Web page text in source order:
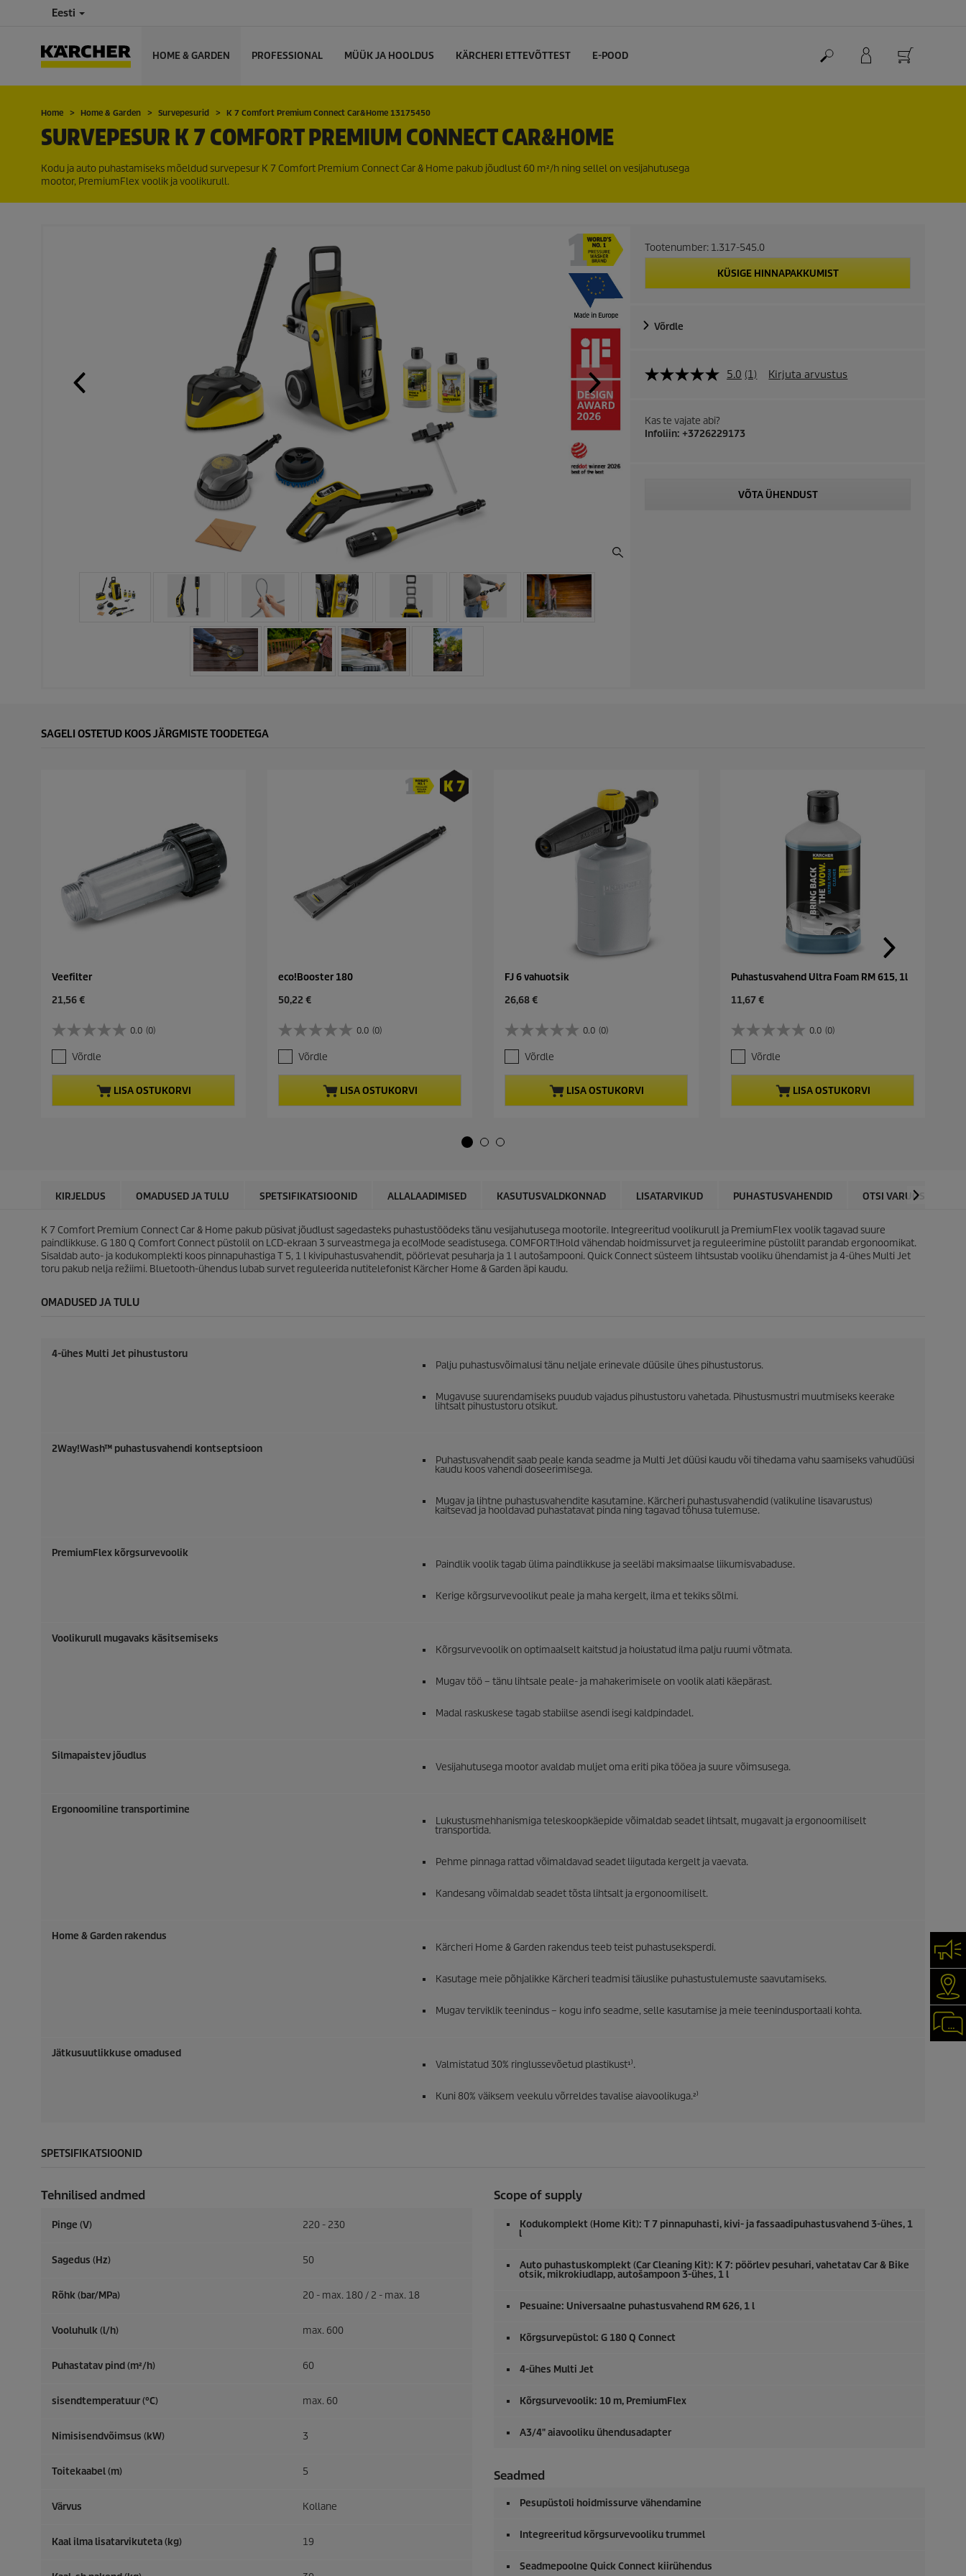
Eesti
HOME & GARDEN PROFESSIONAL MÜÜK JA HOOLDUS KÄRCHERI ETTEVÕTTEST E-POOD
Home Home & Garden Survepesurid K 7 Comfort Premium Connect Car&Home 13175450
SURVEPESUR K 7 COMFORT PREMIUM CONNECT CAR&HOME
Kodu ja auto puhastamiseks mõeldud survepesur K 7 Comfort Premium Connect Car & Home pakub jõudlust 60 m²/h ning sellel on vesijahutusega
mootor, PremiumFlex voolik ja voolikurull.
Tootenumber: 1.317-545.0
KÜSIGE HINNAPAKKUMIST
Võrdle
5.0 (1) Kirjuta arvustus
Kas te vajate abi?
Infoliin: +3726229173
VÕTA ÜHENDUST
SAGELI OSTETUD KOOS JÄRGMISTE TOODETEGA
Veefilter
C
r
e
n
t
r
e
21,56 €
0.0 (0)
0
.
0
/
Võrdle
LISA OSTUKORVI
eco!Booster 180
C
r
e
n
t
r
r
e
50,22 €
0.0 (0)
0
.
0
/
Võrdle
LISA OSTUKORVI
FJ 6 vahuotsik
C
r
e
n
t
r
u
r
e
26,68 €
0.0 (0)
0
.
0
/
Võrdle
LISA OSTUKORVI
Puhastusvahend Ultra Foam RM 615, 1l
C
r
e
n
t
r
e
11,67 €
0.0 (0)
0
.
0
/
Võrdle
LISA OSTUKORVI
KIRJELDUS OMADUSED JA TULU SPETSIFIKATSIOONID ALLALAADIMISED KASUTUSVALDKONNAD LISATARVIKUD PUHASTUSVAHENDID OTSI VARUOSI
K 7 Comfort Premium Connect Car & Home pakub püsivat jõudlust sagedasteks puhastustöödeks tänu vesijahutusega mootorile. Integreeritud voolikurull ja PremiumFlex voolik tagavad suure
paindlikkuse. G 180 Q Comfort Connect püstolil on LCD-ekraan 3 surveastmega ja eco!Mode seadistusega. COMFORT!Hold vähendab hoidmissurvet ja reguleerimine püstolilt parandab ergonoomikat.
Sisaldab auto- ja kodukomplekti koos pinnapuhastiga T 5, 1 l kivipuhastusvahendit, pöörlevat pesuharja ja 1 l autošampooni. Quick Connect süsteem lihtsustab vooliku ühendamist ja 4-ühes Multi Jet
toru pakub nelja režiimi. Bluetooth-ühendus lubab survet reguleerida nutitelefonist Kärcher Home & Garden äpi kaudu.
OMADUSED JA TULU
4-ühes Multi Jet pihustustoru
Palju puhastusvõimalusi tänu neljale erinevale düüsile ühes pihustustorus.
Mugavuse suurendamiseks puudub vajadus pihustustoru vahetada. Pihustusmustri muutmiseks keerake
lihtsalt pihustustoru otsikut.
2Way!Wash™ puhastusvahendi kontseptsioon
Puhastusvahendit saab peale kanda seadme ja Multi Jet düüsi kaudu või tihedama vahu saamiseks vahudüüsi
kaudu koos vahendi doseerimisega.
Mugav ja lihtne puhastusvahendite kasutamine. Kärcheri puhastusvahendid (valikuline lisavarustus)
kaitsevad ja hooldavad puhastatavat pinda ning tagavad tõhusa tulemuse.
PremiumFlex kõrgsurvevoolik
Paindlik voolik tagab ülima paindlikkuse ja seeläbi maksimaalse liikumisvabaduse.
Kerige kõrgsurvevoolikut peale ja maha kergelt, ilma et tekiks sõlmi.
Voolikurull mugavaks käsitsemiseks
Kõrgsurvevoolik on optimaalselt kaitstud ja hoiustatud ilma palju ruumi võtmata.
Mugav töö – tänu lihtsale peale- ja mahakerimisele on voolik alati käepärast.
Madal raskuskese tagab stabiilse asendi isegi kaldpindadel.
Silmapaistev jõudlus
Vesijahutusega mootor avaldab muljet oma eriti pika tööea ja suure võimsusega.
Ergonoomiline transportimine
Lukustusmehhanismiga teleskoopkäepide võimaldab seadet lihtsalt, mugavalt ja ergonoomiliselt
transportida.
Pehme pinnaga rattad võimaldavad seadet liigutada kergelt ja vaevata.
Kandesang võimaldab seadet tõsta lihtsalt ja ergonoomiliselt.
Home & Garden rakendus
Kärcheri Home & Garden rakendus teeb teist puhastuseksperdi.
Kasutage meie põhjalikke Kärcheri teadmisi täiuslike puhastustulemuste saavutamiseks.
Mugav terviklik teenindus – kogu info seadme, selle kasutamise ja meie teenindusportaali kohta.
Jätkusuutlikkuse omadused
Valmistatud 30% ringlussevõetud plastikust¹⁾.
Kuni 80% väiksem veekulu võrreldes tavalise aiavoolikuga.²⁾
SPETSIFIKATSIOONID
Tehnilised andmed
Pinge (V) 220 - 230
Sagedus (Hz) 50
Rõhk (bar/MPa) 20 - max. 180 / 2 - max. 18
Vooluhulk (l/h) max. 600
Puhastatav pind (m²/h) 60
sisendtemperatuur (°C) max. 60
Nimisisendvõimsus (kW) 3
Toitekaabel (m) 5
Värvus Kollane
Kaal ilma lisatarvikuteta (kg) 19
Scope of supply
Kodukomplekt (Home Kit): T 7 pinnapuhasti, kivi- ja fassaadipuhastusvahend 3-ühes, 1
l
Auto puhastuskomplekt (Car Cleaning Kit): K 7: pöörlev pesuhari, vahetatav Car & Bike
otsik, mikrokiudlapp, autošampoon 3-ühes, 1 l
Pesuaine: Universaalne puhastusvahend RM 626, 1 l
Kõrgsurvepüstol: G 180 Q Connect
4-ühes Multi Jet
Kõrgsurvevoolik: 10 m, PremiumFlex
A3/4" aiavooliku ühendusadapter
Seadmed
Pesupüstoli hoidmissurve vähendamine
Integreeritud kõrgsurvevooliku trummel
Seadmepoolne Quick Connect kiirühendus